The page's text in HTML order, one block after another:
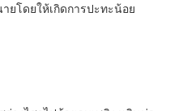
ยโดยให้เกิดการปะทะน้อย